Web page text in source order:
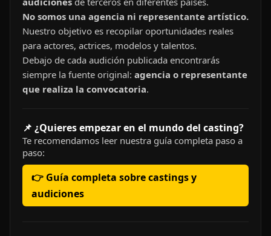
No somos una agencia ni representante artístico.
Nuestro objetivo es recopilar oportunidades reales
para actores, actrices, modelos y talentos.
Debajo de cada audición publicada encontrarás
siempre la fuente original: agencia o representante
que realiza la convocatoria.
📌 ¿Quieres empezar en el mundo del casting?
Te recomendamos leer nuestra guía completa paso a
paso:
👉 Guía completa sobre castings y
audiciones